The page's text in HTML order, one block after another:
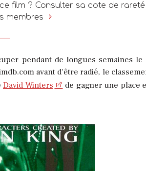
film ? Consulter sa cote de rareté
membres
pendant de longues semaines
avant d'être radié, le
David Winters
de gagner une place